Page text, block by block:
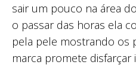
sair um pouco na área
o passar das horas ela
pela pele mostrando os
marca promete disfarçar